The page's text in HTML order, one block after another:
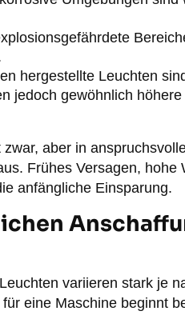
hergestellte Leuchten
jedoch gewöhnlich
aber in
Frühes Versagen, hohe
anfängliche Einsparung.
variieren stark je
eine Maschine beginnt